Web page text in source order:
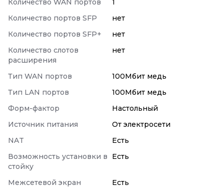
Количество WAN портов
1
Количество портов SFP
нет
Количество портов SFP+
нет
Количество слотов
расширения
нет
Тип WAN портов
100Мбит медь
Тип LAN портов
100Мбит медь
Форм-фактор
Настольный
Источник питания
От электросети
NAT
Есть
Возможность установки в
стойку
Есть
Межсетевой экран Есть